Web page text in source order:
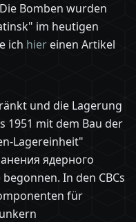
Bomben wurden
im heutigen
ich hier einen Artikel
und die Lagerung
1951 mit dem Bau der
Lagereinheit"
ядерного
In den CBCs
für